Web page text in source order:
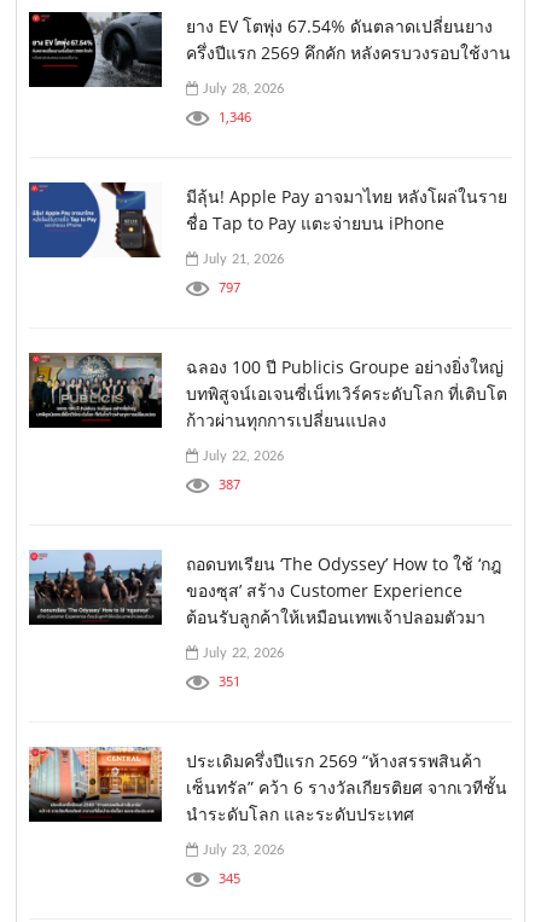
ยาง EV โตพุ่ง 67.54% ดันตลาดเปลี่ยนยาง
ครึ่งปีแรก 2569 คึกคัก หลังครบวงรอบใช้งาน
July 28, 2026
1,346
มีลุ้น! Apple Pay อาจมาไทย หลังโผล่ในราย
ชื่อ Tap to Pay แตะจ่ายบน iPhone
July 21, 2026
797
ฉลอง 100 ปี Publicis Groupe อย่างยิ่งใหญ่
บทพิสูจน์เอเจนซี่เน็ทเวิร์คระดับโลก ที่เติบโต
ก้าวผ่านทุกการเปลี่ยนแปลง
July 22, 2026
387
ถอดบทเรียน ‘The Odyssey’ How to ใช้ ‘กฎ
ของซุส’ สร้าง Customer Experience
ต้อนรับลูกค้าให้เหมือนเทพเจ้าปลอมตัวมา
July 22, 2026
351
ประเดิมครึ่งปีแรก 2569 “ห้างสรรพสินค้า
เซ็นทรัล” คว้า 6 รางวัลเกียรติยศ จากเวทีชั้น
นำระดับโลก และระดับประเทศ
July 23, 2026
345